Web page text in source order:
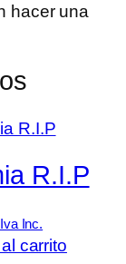
hacer una
R.I.P
Iva Inc.
carrito